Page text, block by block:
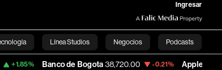
Ingresar
Línea Studios Negocios Podcasts
English
Banco de Bogota 38,720.00 -0.21% Apple 310.94